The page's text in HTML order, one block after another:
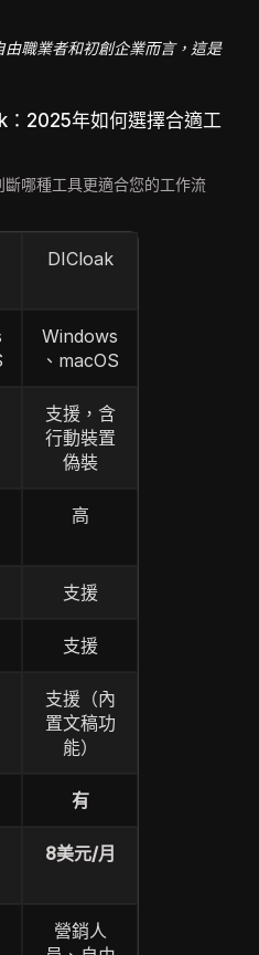
職業者和初創企業而言，這是
2025年如何選擇合適工
哪種工具更適合您的工作流
DICloak
Windows
、macOS
支援，含
行動裝置
偽裝
高
支援
支援
支援（內
置文稿功
能）
有
8美元/月
營銷人